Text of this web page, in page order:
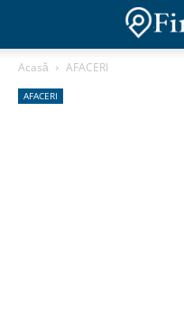
Acasă AFACERI
AFACERI